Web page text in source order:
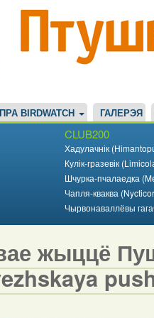
ПРА BIRDWATCH ГАЛЕРЭЯ
CLUB200
Хадулачнік
Кулік-гразевік
Шчурка-пчалаедка
Чапля-кваква
Чырвонаваллёвы
жыццё